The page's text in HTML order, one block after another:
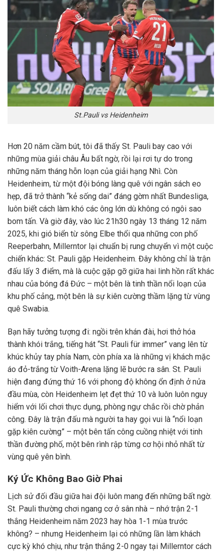
St.Pauli vs Heidenheim
Hơn 20 năm cầm bút, tôi đã thấy St. Pauli bay cao với
những mùa giải châu Âu bất ngờ, rồi lại rơi tự do trong
những năm tháng hỗn loạn của giải hạng Nhì. Còn
Heidenheim, từ một đội bóng làng quê với ngân sách eo
hẹp, đã trở thành “kẻ sống dai” đáng gờm nhất Bundesliga,
luôn biết cách làm khó các ông lớn dù không có ngôi sao
bom tấn. Và giờ đây, vào lúc 21h30 ngày 13 tháng 12 năm
2025, khi gió biển từ sông Elbe thổi qua những con phố
Reeperbahn, Millerntor lại chuẩn bị rung chuyển vì một cuộc
chiến khác: St. Pauli gặp Heidenheim. Đây không chỉ là trận
đấu lấy 3 điểm, mà là cuộc gặp gỡ giữa hai linh hồn rất khác
nhau của bóng đá Đức – một bên là tinh thần nổi loạn của
khu phố cảng, một bên là sự kiên cường thầm lặng từ vùng
quê Swabia.
Bạn hãy tưởng tượng đi: ngồi trên khán đài, hơi thở hóa
thành khói trắng, tiếng hát “St. Pauli für immer” vang lên từ
khúc khủy tay phía Nam, còn phía xa là những vị khách mặc
áo đỏ-trắng từ Voith-Arena lặng lẽ bước ra sân. St. Pauli
hiện đang đứng thứ 16 với phong độ không ổn định ở nửa
đầu mùa, còn Heidenheim lẹt đẹt thứ 10 và luôn luôn nguy
hiểm với lối chơi thực dụng, phòng ngự chắc rồi chờ phản
công. Đây là trận đấu mà người ta hay gọi vui là “nổi loạn
gặp kiên cường” – một bên tấn công cuồng nhiệt với tinh
thần đường phố, một bên rình rập từng cơ hội nhỏ nhất từ
vùng quê yên bình.
Ký Ức Không Bao Giờ Phai
Lịch sử đối đầu giữa hai đội luôn mang đến những bất ngờ.
St. Pauli thường chơi ngang cơ ở sân nhà – nhớ trận 2-1
thắng Heidenheim năm 2023 hay hòa 1-1 mùa trước
không? – nhưng Heidenheim lại có những lần làm khách
cực kỳ khó chịu, như trận thắng 2-0 ngay tại Millerntor cách